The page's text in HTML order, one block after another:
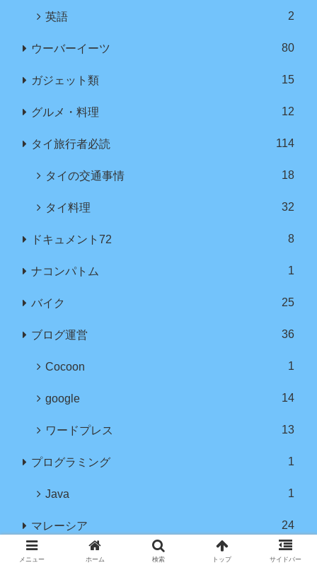
英語 2
ウーバーイーツ 80
ガジェット類 15
グルメ・料理 12
タイ旅行者必読 114
タイの交通事情 18
タイ料理 32
ドキュメント72 8
ナコンパトム 1
バイク 25
ブログ運営 36
Cocoon 1
google 14
ワードプレス 13
プログラミング 1
Java 1
マレーシア 24
クアラルンプール 12
メニュー ホーム 検索 トップ サイドバー